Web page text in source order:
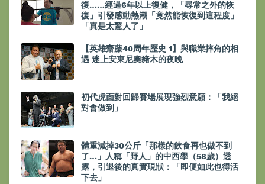
復……經過6年以上復健，「尋常之外的恢
復」引發感動熱潮「竟然能恢復到這程度」
「真是太驚人了」
【英雄齋藤40周年歷史 1】與職業摔角的相
遇 迷上安東尼奧豬木的夜晚
初代虎面對回歸賽場展現強烈意願：「我絕
對會做到」
體重減掉30公斤「那樣的飲食再也做不到
了…」人稱「野人」的中西學（58歲）透
露，引退後的真實現狀：「即便如此也得活
下去」